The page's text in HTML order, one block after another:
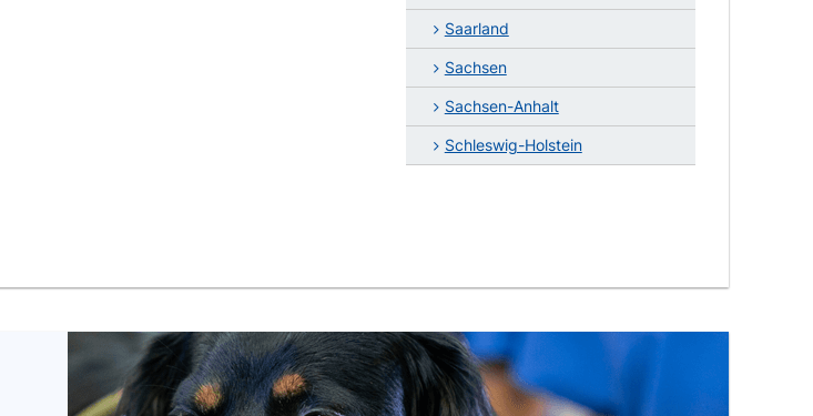
Saarland
Sachsen
Sachsen-Anhalt
Schleswig-Holstein